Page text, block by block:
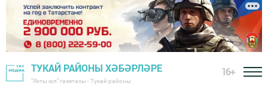
ТУКАЙ РАЙОНЫ ХӘБӘРЛӘРЕ
"Якты юл" газетасы - Тукай районы
16+